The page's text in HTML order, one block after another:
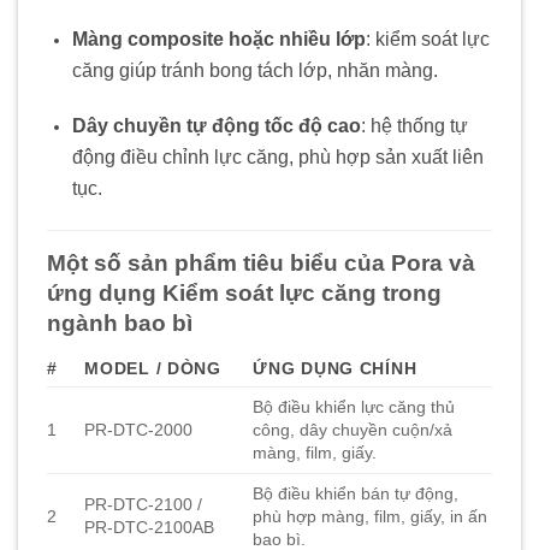
Màng composite hoặc nhiều lớp: kiểm soát lực
căng giúp tránh bong tách lớp, nhăn màng.
Dây chuyền tự động tốc độ cao: hệ thống tự
động điều chỉnh lực căng, phù hợp sản xuất liên
tục.
Một số sản phẩm tiêu biểu của Pora và
ứng dụng Kiểm soát lực căng trong
ngành bao bì
# MODEL / DÒNG ỨNG DỤNG CHÍNH
1 PR-DTC-2000
Bộ điều khiển lực căng thủ
công, dây chuyền cuộn/xả
màng, film, giấy.
2
PR-DTC-2100 /
PR-DTC-2100AB
Bộ điều khiển bán tự động,
phù hợp màng, film, giấy, in ấn
bao bì.